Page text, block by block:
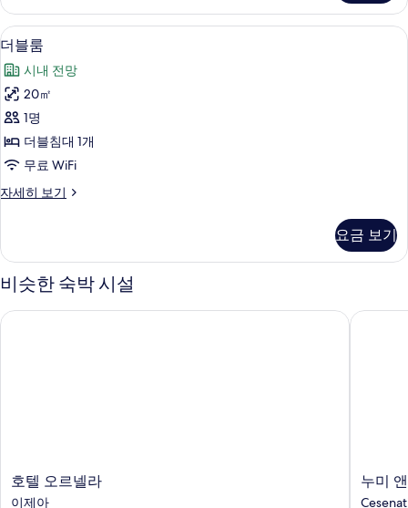
세
히
보
기
더
블
룸
사
진
모
보
더블룸 | 객실 내 금고, 책상, 간이 침대,
4
더블룸
시내 전망
20㎡
1명
더블침대 1개
무료 WiFi
자세히 보기
더
세
히
보
요금 보기
비슷한 숙박 시설
호
텔
호텔 오르넬라
이제아
호텔 오르넬라
누
미
누미
누미 앤